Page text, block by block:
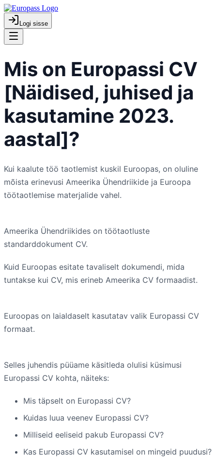
Logi sisse
Mis on Europassi CV
[Näidised, juhised ja
kasutamine 2023.
aastal]?
Kui kaalute töö taotlemist kuskil Euroopas, on oluline
mõista erinevusi Ameerika Ühendriikide ja Euroopa
töötaotlemise materjalide vahel.
Ameerika Ühendriikides on töötaotluste
standarddokument CV.
Kuid Euroopas esitate tavaliselt dokumendi, mida
tuntakse kui CV, mis erineb Ameerika CV formaadist.
Euroopas on laialdaselt kasutatav valik Europassi CV
formaat.
Selles juhendis püüame käsitleda olulisi küsimusi
Europassi CV kohta, näiteks:
Mis täpselt on Europassi CV?
Kuidas luua veenev Europassi CV?
Milliseid eeliseid pakub Europassi CV?
Kas Europassi CV kasutamisel on mingeid puudusi?